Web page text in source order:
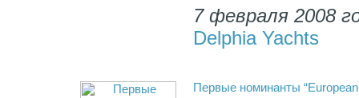
7 февраля 2008
Delphia Yachts
Первые номинанты